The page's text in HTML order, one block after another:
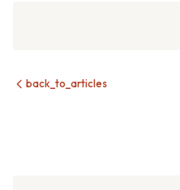
back_to_articles